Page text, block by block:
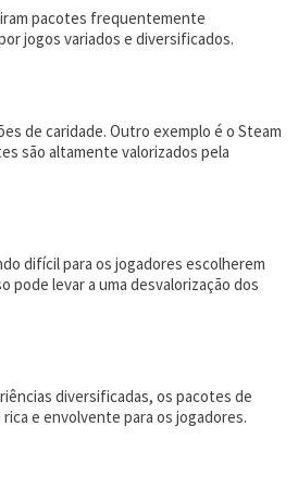
pacotes frequentemente
jogos variados e diversificados.
de caridade. Outro exemplo é o Steam
são altamente valorizados pela
difícil para os jogadores escolherem
pode levar a uma desvalorização dos
diversificadas, os pacotes de
e envolvente para os jogadores.